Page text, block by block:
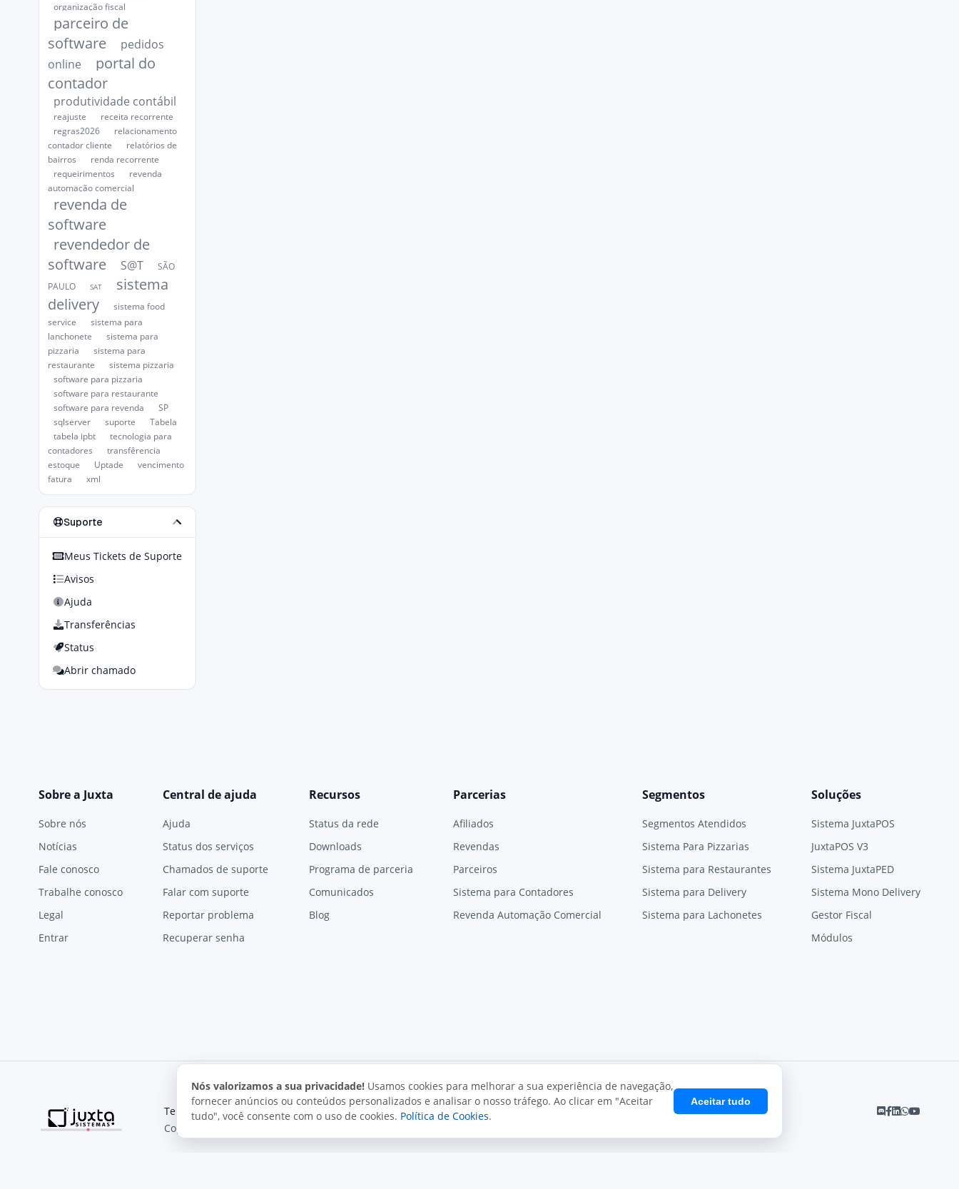
organização fiscal
parceiro de
software
pedidos
online
portal do
contador
produtividade contábil
reajuste
receita recorrente
regras2026
relacionamento
contador cliente
relatórios de
bairros
renda recorrente
requeirimentos
revenda
automação comercial
revenda de
software
revendedor de
software
S@T
SÃO
PAULO
SAT
sistema
delivery
sistema food
service
sistema para
lanchonete
sistema para
pizzaria
sistema para
restaurante
sistema pizzaria
software para pizzaria
software para restaurante
software para revenda
SP
sqlserver
suporte
Tabela
tabela ipbt
tecnologia para
contadores
transfêrencia
estoque
Uptade
vencimento
fatura
xml
Suporte
Meus Tickets de Suporte
Avisos
Ajuda
Transferências
Status
Abrir chamado
Sobre a Juxta
Sobre nós
Notícias
Fale conosco
Trabalhe conosco
Legal
Entrar
Central de ajuda
Ajuda
Status dos serviços
Chamados de suporte
Falar com suporte
Reportar problema
Recuperar senha
Recursos
Status da rede
Downloads
Programa de parceria
Comunicados
Blog
Parcerias
Afiliados
Revendas
Parceiros
Sistema para Contadores
Revenda Automação Comercial
Segmentos
Segmentos Atendidos
Sistema Para Pizzarias
Sistema para Restaurantes
Sistema para Delivery
Sistema para Lachonetes
Soluções
Sistema JuxtaPOS
JuxtaPOS V3
Sistema JuxtaPED
Sistema Mono Delivery
Gestor Fiscal
Módulos
Nós valorizamos a sua privacidade! Usamos cookies para melhorar a sua experiência de navegação,
fornecer anúncios ou conteúdos personalizados e analisar o nosso tráfego. Ao clicar em "Aceitar
tudo", você consente com o uso de cookies. Política de Cookies.
Aceitar tudo
Termos de uso Política de privacidade Uso aceitável
Direitos autorais
Copyright © 2026, Juxta Sistemas. Todos os direitos reservados.